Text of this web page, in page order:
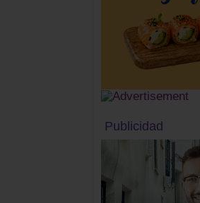
Publicidad